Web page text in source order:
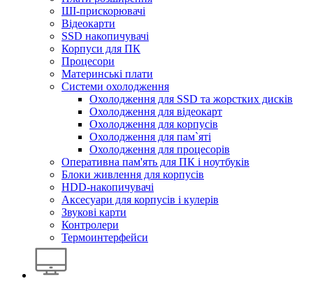
ШІ-прискорювачі
Відеокарти
SSD накопичувачі
Корпуси для ПК
Процесори
Материнські плати
Системи охолодження
Охолодження для SSD та жорстких дисків
Охолодження для відеокарт
Охолодження для корпусів
Охолодження для пам`яті
Охолодження для процесорів
Оперативна пам'ять для ПК і ноутбуків
Блоки живлення для корпусів
HDD-накопичувачі
Аксесуари для корпусів і кулерів
Звукові карти
Контролери
Термоинтерфейси